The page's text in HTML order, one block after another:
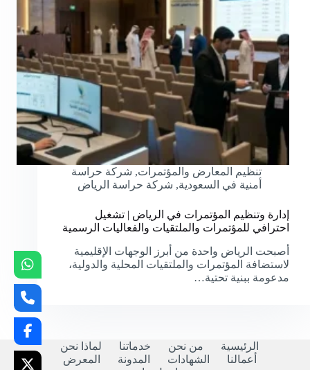
تنظيم المعارض والمؤتمرات, شركة حراسة
أمنية في السعودية, شركة حراسة الرياض
إدارة وتنظيم المؤتمرات في الرياض | تشغيل
احترافي للمؤتمرات والملتقيات والفعاليات الرسمية
أصبحت الرياض واحدة من أبرز الوجهات الإقليمية
لاستضافة المؤتمرات والملتقيات المحلية والدولية،
مدعومة ببنية تحتية…
الرئيسية من نحن خدماتنا
لماذا نحن
أعمالنا
الشهادات المدونة
المعرض